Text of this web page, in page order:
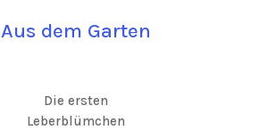
Aus dem Garten
Die ersten
Leberblümchen